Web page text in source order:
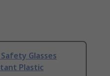
Glasses
Plastic